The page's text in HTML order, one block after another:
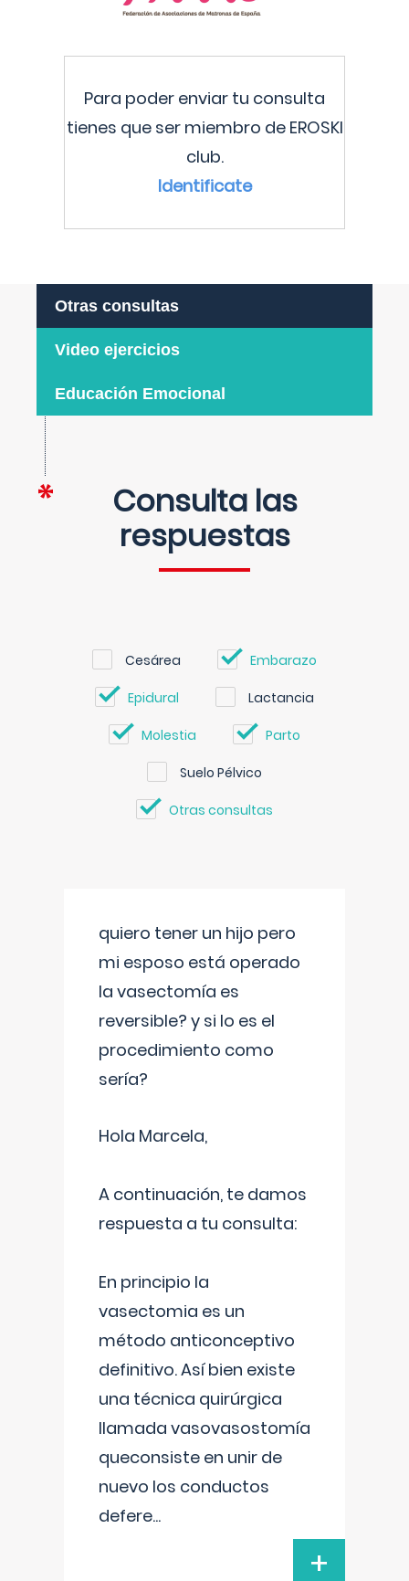
Para poder enviar tu consulta
tienes que ser miembro de EROSKI
club.
Identificate
Otras consultas
Video ejercicios
Educación Emocional
Consulta las
respuestas
Cesárea Embarazo
Epidural Lactancia
Molestia Parto
Suelo Pélvico
Otras consultas
quiero tener un hijo pero
mi esposo está operado
la vasectomía es
reversible? y si lo es el
procedimiento como
sería?
Hola Marcela,
A continuación, te damos
respuesta a tu consulta:
En principio la
vasectomia es un
método anticonceptivo
definitivo. Así bien existe
una técnica quirúrgica
llamada vasovasostomía
queconsiste en unir de
nuevo los conductos
defere...
+